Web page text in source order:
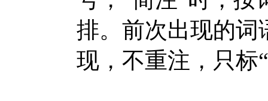
排。前次出现的词
现，不重注，只标